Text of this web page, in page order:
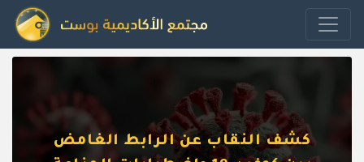
كشف النقاب عن الرابط الغامض